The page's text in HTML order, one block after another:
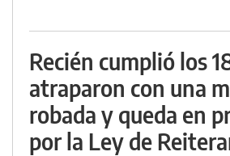
Recién cumplió los
atraparon con una
robada y queda en
por la Ley de